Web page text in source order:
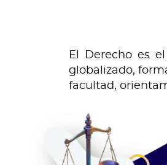
El Derecho es
globalizado,
facultad,